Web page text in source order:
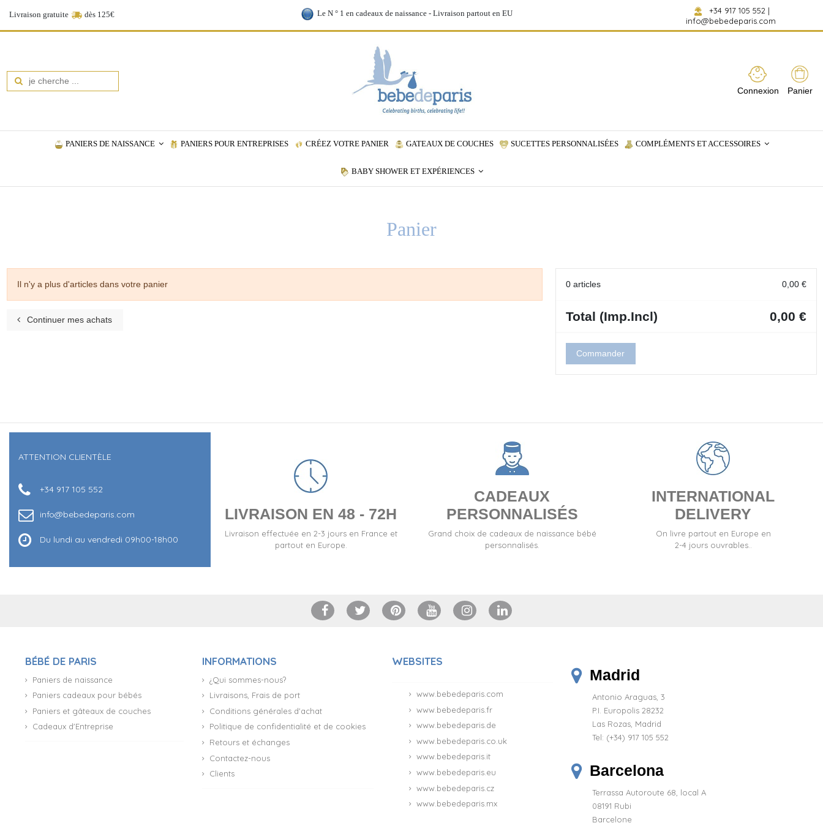
Livraison gratuite dès 125€ Le N ° 1 en cadeaux de naissance - Livraison partout en EU +34 917 105 552 |
info@bebedeparis.com
Connexion Panier
PANIERS DE NAISSANCE PANIERS POUR ENTREPRISES CRÉEZ VOTRE PANIER GATEAUX DE COUCHES SUCETTES PERSONNALISÉES COMPLÉMENTS ET ACCESSOIRES
BABY SHOWER ET EXPÉRIENCES
Panier
Il n'y a plus d'articles dans votre panier
Continuer mes achats
0 articles 0,00 €
Total (Imp.Incl) 0,00 €
Commander
ATTENTION CLIENTÈLE
+34 917 105 552
info@bebedeparis.com
Du lundi au vendredi 09h00-18h00
LIVRAISON EN 48 - 72H
Livraison effectuée en 2-3 jours en France et
partout en Europe.
CADEAUX
PERSONNALISÉS
Grand choix de cadeaux de naissance bébé
personnalisés.
INTERNATIONAL
DELIVERY
On livre partout en Europe en
2-4 jours ouvrables..
BÉBÉ DE PARIS
Paniers de naissance
Paniers cadeaux pour bébés
Paniers et gâteaux de couches
Cadeaux d'Entreprise
INFORMATIONS
¿Qui sommes-nous?
Livraisons, Frais de port
Conditions générales d'achat
Politique de confidentialité et de cookies
Retours et échanges
Contactez-nous
Clients
WEBSITES
www.bebedeparis.com
www.bebedeparis.fr
www.bebedeparis.de
www.bebedeparis.co.uk
www.bebedeparis.it
www.bebedeparis.eu
www.bebedeparis.cz
www.bebedeparis.mx
Madrid
Antonio Araguas, 3
P.I. Europolis 28232
Las Rozas, Madrid
Tel: (+34) 917 105 552
Barcelona
Terrassa Autoroute 68, local A
08191 Rubi
Barcelone